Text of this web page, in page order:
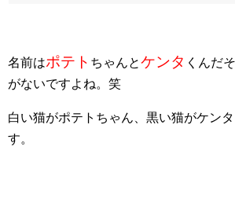
名前はポテト ちゃんとケンタ くんだ
がないですよね。笑
白い猫がポテトちゃん、黒い猫がケン
す。